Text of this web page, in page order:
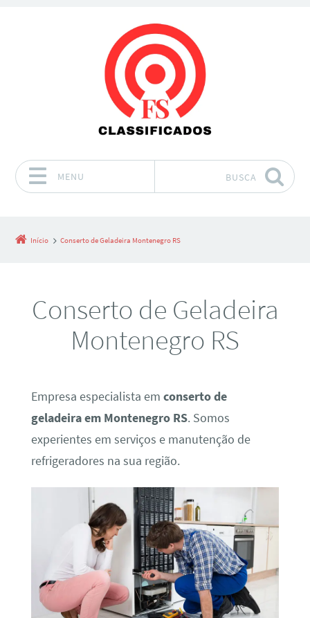
MENU BUSCA
Início Conserto de Geladeira Montenegro RS
Conserto de Geladeira
Montenegro RS
Empresa especialista em conserto de
geladeira em Montenegro RS. Somos
experientes em serviços e manutenção de
refrigeradores na sua região.